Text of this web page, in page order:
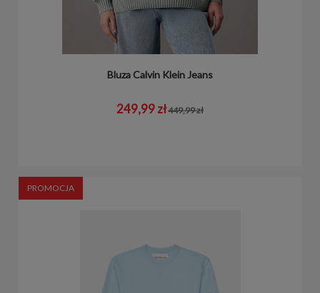
Bluza Calvin Klein Jeans
249,99 zł449,99 zł
PROMOCJA